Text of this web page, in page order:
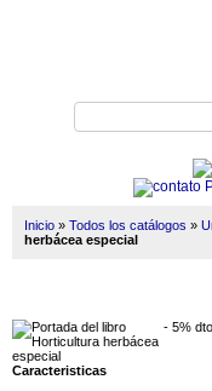
Inicio » Todos los catálogos »
herbácea especial
- 5% dto.
Caracteristicas